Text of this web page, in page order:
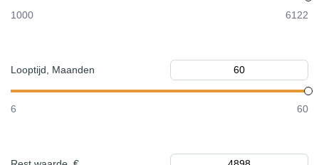
1000 6122
Looptijd, Maanden
6 60